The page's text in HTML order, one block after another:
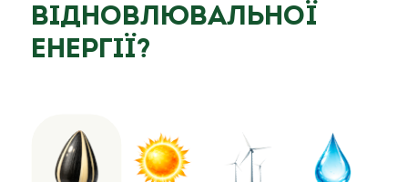
відновлювальної
енергії?